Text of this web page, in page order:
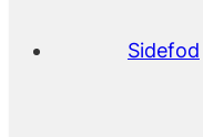
Sidefod